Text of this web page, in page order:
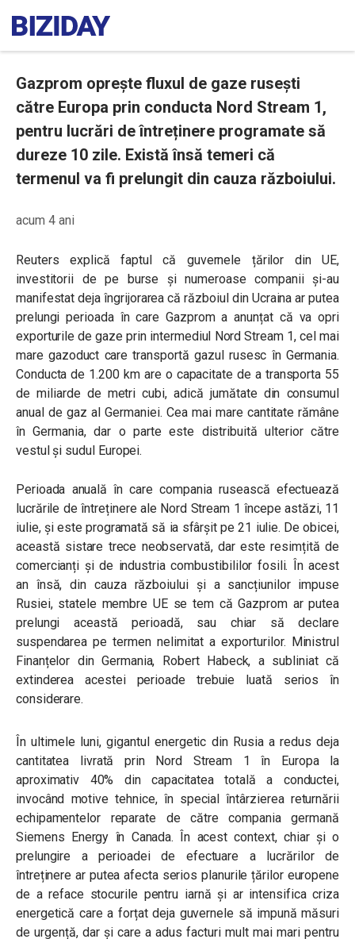
Gazprom oprește fluxul de gaze rusești
către Europa prin conducta Nord Stream 1,
pentru lucrări de întreținere programate să
dureze 10 zile. Există însă temeri că
termenul va fi prelungit din cauza războiului.
acum 4 ani
Reuters explică faptul că guvernele țărilor din UE,
investitorii de pe burse și numeroase companii și-au
manifestat deja îngrijorarea că războiul din Ucraina ar putea
prelungi perioada în care Gazprom a anunțat că va opri
exporturile de gaze prin intermediul Nord Stream 1, cel mai
mare gazoduct care transportă gazul rusesc în Germania.
Conducta de 1.200 km are o capacitate de a transporta 55
de miliarde de metri cubi, adică jumătate din consumul
anual de gaz al Germaniei. Cea mai mare cantitate rămâne
în Germania, dar o parte este distribuită ulterior către
vestul și sudul Europei.
Perioada anuală în care compania rusească efectuează
lucrările de întreținere ale Nord Stream 1 începe astăzi, 11
iulie, și este programată să ia sfârșit pe 21 iulie. De obicei,
această sistare trece neobservată, dar este resimțită de
comercianți și de industria combustibililor fosili. În acest
an însă, din cauza războiului și a sancțiunilor impuse
Rusiei, statele membre UE se tem că Gazprom ar putea
prelungi această perioadă, sau chiar să declare
suspendarea pe termen nelimitat a exporturilor. Ministrul
Finanțelor din Germania, Robert Habeck, a subliniat că
extinderea acestei perioade trebuie luată serios în
considerare.
În ultimele luni, gigantul energetic din Rusia a redus deja
cantitatea livrată prin Nord Stream 1 în Europa la
aproximativ 40% din capacitatea totală a conductei,
invocând motive tehnice, în special întârzierea returnării
echipamentelor reparate de către compania germană
Siemens Energy în Canada. În acest context, chiar și o
prelungire a perioadei de efectuare a lucrărilor de
întreținere ar putea afecta serios planurile țărilor europene
de a reface stocurile pentru iarnă și ar intensifica criza
energetică care a forțat deja guvernele să impună măsuri
de urgență, dar și care a adus facturi mult mai mari pentru